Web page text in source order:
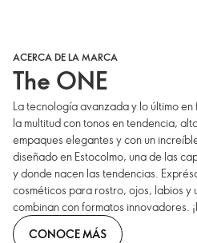
ACERCA DE LA MARCA
The ONE
La tecnología avanzada y lo último
la multitud con tonos en tendencia,
empaques elegantes y con un
diseñado en Estocolmo, una de las
y donde nacen las tendencias.
cosméticos para rostro, ojos, labios y
combinan con formatos innovadores.
CONOCE MÁS